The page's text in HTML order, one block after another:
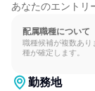
あなたのエントリ
配属職種について
職種候補が複数あり
種が確定します。
勤務地